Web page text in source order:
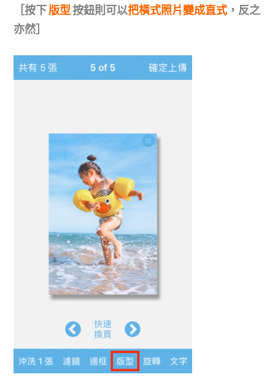
［按下版型按鈕則可以把橫式照片變成直式，反之
亦然］